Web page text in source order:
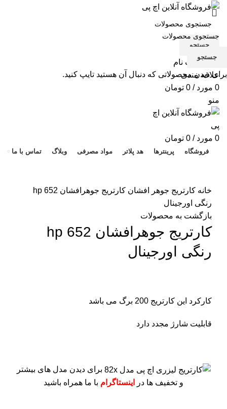
جستجو
ورود / ثبت نام
علاقه مندی
0 مورد /
0 تومان
منو
0 مورد /
0 تومان
فروشگاه پرینترها هد پلاتر مواد مصرفی وبلاگ تماس با ما
خانه کارتریج جوهر افشان
کارتریج جوهرافشان 652 hp
رنگی اورجینال
بازگشت به محصولات
کارتریج جوهرافشان 652 hp
رنگی اورجینال
کارکرد این کارتریج 200 برگ می باشد
قابلیت شارژ مجدد دارد
برای دیدن مدل های بیشتر
و تخفیف ها در
اینستاگرام با ما همراه باشید
جستجو
برای دیدن محصولاتی که دنبال آن هستید تایپ کنید.